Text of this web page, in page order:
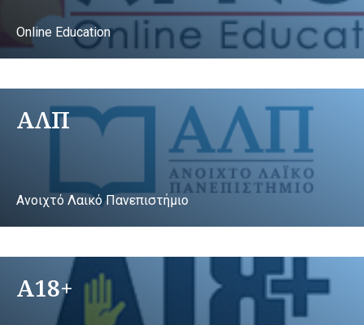
Online Education
ΑΛΠ
Ανοιχτό Λαικό Πανεπιστήμιο
A18+